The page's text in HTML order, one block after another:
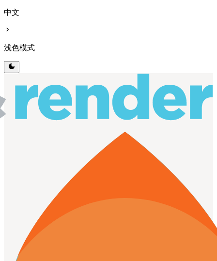
中文
chevron_right
浅色模式
dark_mode